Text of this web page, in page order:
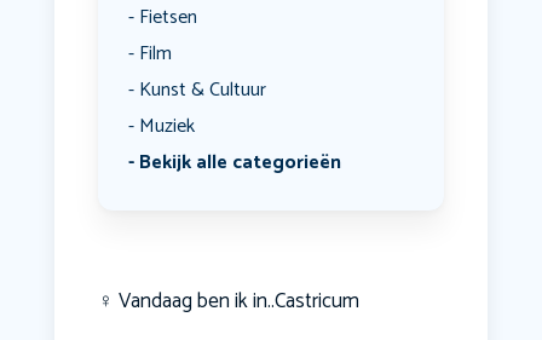
Fietsen
Film
Kunst & Cultuur
Muziek
Bekijk alle categorieën
‍♀️ Vandaag ben ik in..Castricum